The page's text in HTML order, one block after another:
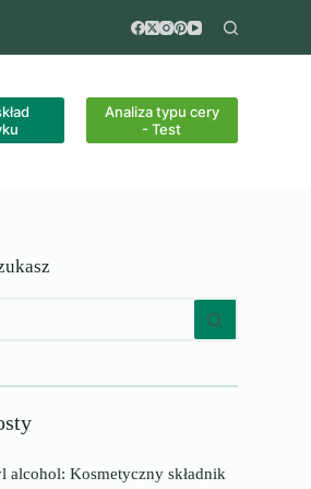
Analiza typu cery
- Test
alcohol: Kosmetyczny składnik